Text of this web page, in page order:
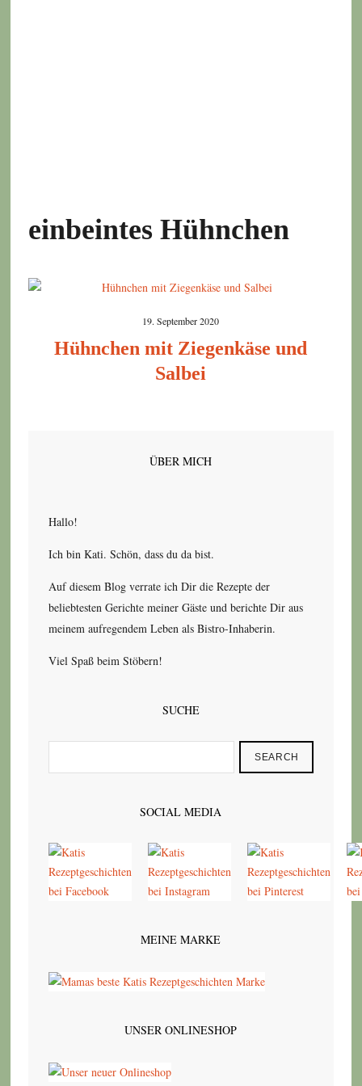
einbeintes Hühnchen
19. September 2020
Hühnchen mit Ziegenkäse und
Salbei
ÜBER MICH
Hallo!
Ich bin Kati. Schön, dass du da bist.
Auf diesem Blog verrate ich Dir die Rezepte der
beliebtesten Gerichte meiner Gäste und berichte Dir aus
meinem aufregendem Leben als Bistro-Inhaberin.
Viel Spaß beim Stöbern!
SUCHE
SEARCH
SOCIAL MEDIA
MEINE MARKE
UNSER ONLINESHOP